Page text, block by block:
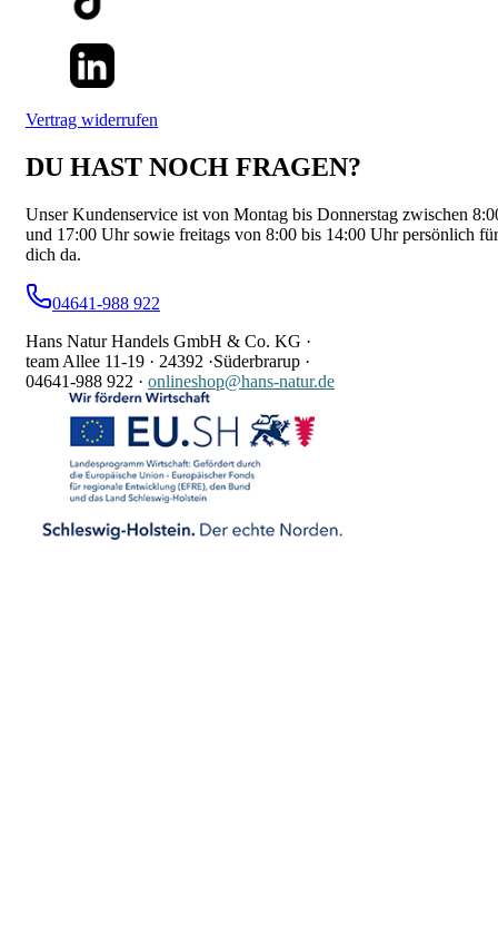
Vertrag widerrufen
DU HAST NOCH FRAGEN?
Unser Kundenservice ist von Montag bis Donnerstag zwischen
und 17:00 Uhr sowie freitags von 8:00 bis 14:00 Uhr persönlich für
dich da.
04641-988 922
Hans Natur Handels GmbH & Co. KG ·
team Allee 11-19 · 24392 ·Süderbrarup ·
04641-988 922 · onlineshop@hans-natur.de